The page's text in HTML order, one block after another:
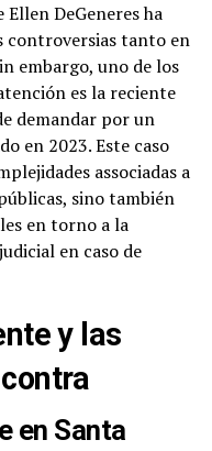
DeGeneres ha
controversias tanto en
embargo, uno de los
es la reciente
demandar por un
en 2023. Este caso
associadas a
sino también
en torno a la
en caso de
y las
en Santa